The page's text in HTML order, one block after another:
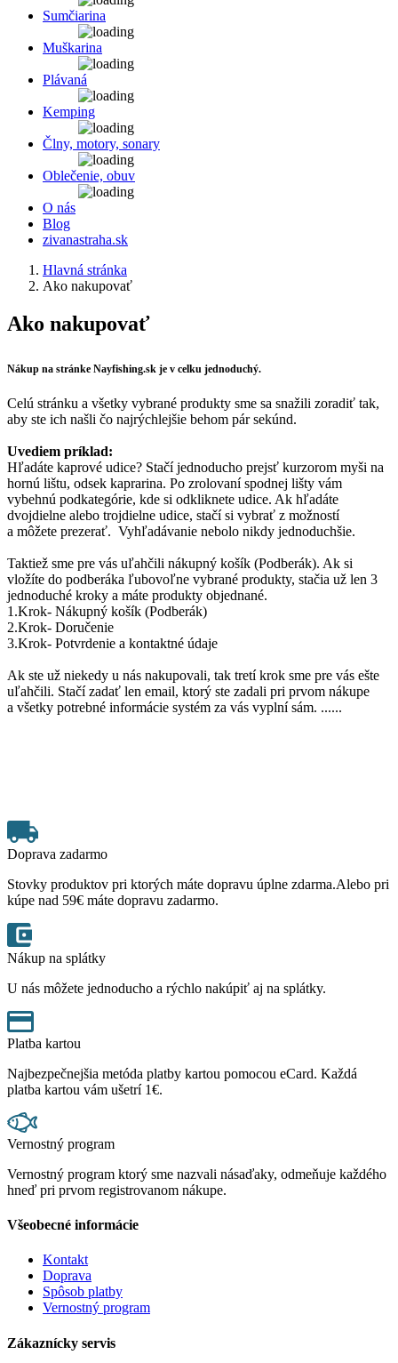
Sumčiarina
Muškarina
Plávaná
Kemping
Člny, motory, sonary
Oblečenie, obuv
O nás
Blog
zivanastraha.sk
Hlavná stránka
Ako nakupovať
Ako nakupovať
Nákup na stránke Nayfishing.sk je v celku jednoduchý.
Celú stránku a všetky vybrané produkty sme sa snažili zoradiť tak,
aby ste ich našli čo najrýchlejšie behom pár sekúnd.
Uvediem príklad:
Hľadáte kaprové udice? Stačí jednoducho prejsť kurzorom myši na
hornú lištu, odsek kaprarina. Po zrolovaní spodnej lišty vám
vybehnú podkategórie, kde si odkliknete udice. Ak hľadáte
dvojdielne alebo trojdielne udice, stačí si vybrať z možností
a môžete prezerať. Vyhľadávanie nebolo nikdy jednoduchšie.
Taktiež sme pre vás uľahčili nákupný košík (Podberák). Ak si
vložíte do podberáka ľubovoľne vybrané produkty, stačia už len 3
jednoduché kroky a máte produkty objednané.
1.Krok- Nákupný košík (Podberák)
2.Krok- Doručenie
3.Krok- Potvrdenie a kontaktné údaje
Ak ste už niekedy u nás nakupovali, tak tretí krok sme pre vás ešte
uľahčili. Stačí zadať len email, ktorý ste zadali pri prvom nákupe
a všetky potrebné informácie systém za vás vyplní sám. ......
Doprava zadarmo
Stovky produktov pri ktorých máte dopravu úplne zdarma.Alebo pri
kúpe nad 59€ máte dopravu zadarmo.
Nákup na splátky
U nás môžete jednoducho a rýchlo nakúpiť aj na splátky.
Platba kartou
Najbezpečnejšia metóda platby kartou pomocou eCard. Každá
platba kartou vám ušetrí 1€.
Vernostný program
Vernostný program ktorý sme nazvali násaďaky, odmeňuje každého
hneď pri prvom registrovanom nákupe.
Všeobecné informácie
Kontakt
Doprava
Spôsob platby
Vernostný program
Zákaznícky servis